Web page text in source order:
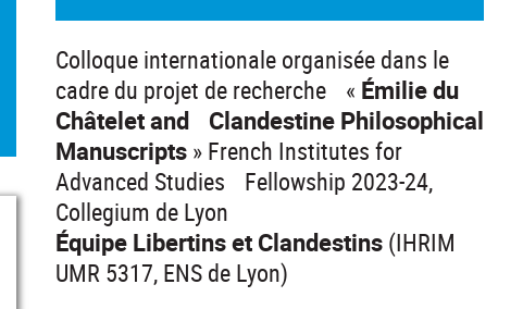
Colloque internationale organisée dans le
cadre du projet de recherche « Émilie du
Châtelet and Clandestine Philosophical
Manuscripts» French Institutes for
Advanced Studies Fellowship 2023-24,
Collegium de Lyon
Équipe Libertins et Clandestins (IHRIM
UMR 5317, ENS de Lyon)